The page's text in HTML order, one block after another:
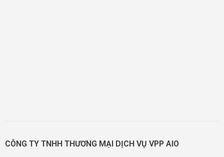
CÔNG TY TNHH THƯƠNG MẠI DỊCH VỤ VPP AIO